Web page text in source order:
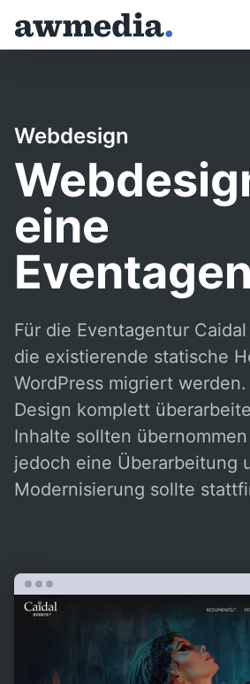
content
Webdesign
eine
Für die Eventagentur
die existierende statische
WordPress migriert
Design komplett
Inhalte sollten
jedoch eine Überarbeitung
Modernisierung sollte